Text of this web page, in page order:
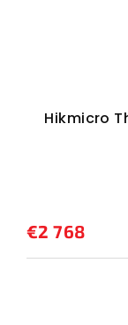
Hikmicro
€2 768